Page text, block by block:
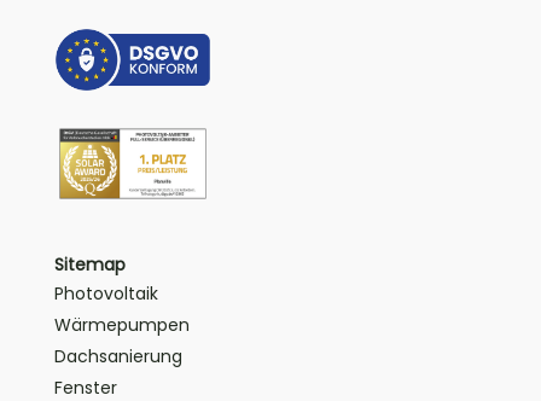
Sitemap
Photovoltaik
Wärmepumpen
Dachsanierung
Fenster